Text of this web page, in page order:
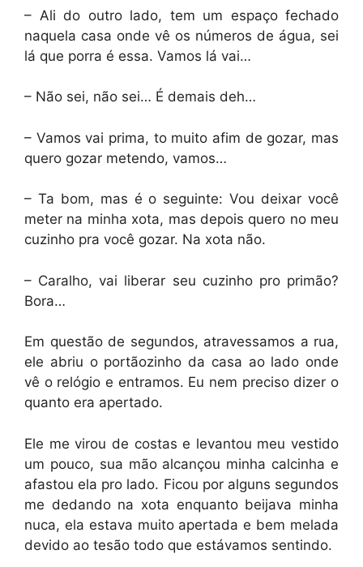
– Ali do outro lado, tem um espaço fechado
naquela casa onde vê os números de água, sei
lá que porra é essa. Vamos lá vai…
– Não sei, não sei… É demais deh…
– Vamos vai prima, to muito afim de gozar, mas
quero gozar metendo, vamos…
– Ta bom, mas é o seguinte: Vou deixar você
meter na minha xota, mas depois quero no meu
cuzinho pra você gozar. Na xota não.
– Caralho, vai liberar seu cuzinho pro primão?
Bora…
Em questão de segundos, atravessamos a rua,
ele abriu o portãozinho da casa ao lado onde
vê o relógio e entramos. Eu nem preciso dizer o
quanto era apertado.
Ele me virou de costas e levantou meu vestido
um pouco, sua mão alcançou minha calcinha e
afastou ela pro lado. Ficou por alguns segundos
me dedando na xota enquanto beijava minha
nuca, ela estava muito apertada e bem melada
devido ao tesão todo que estávamos sentindo.